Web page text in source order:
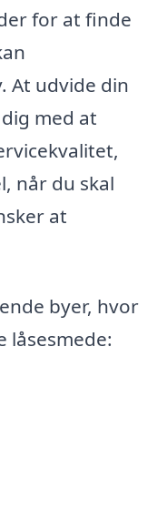
for at finde
At udvide din
med at
når du skal
at
byer, hvor
låsesmede: